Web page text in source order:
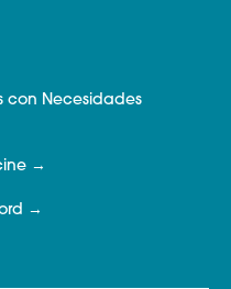
con Necesidades